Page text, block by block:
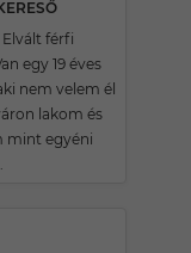
Elvált férfi
egy 19 éves
nem velem él
lakom és
mint egyéni